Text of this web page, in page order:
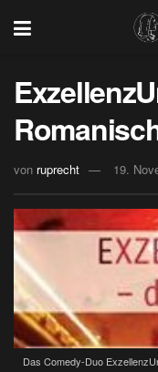
von ruprecht 19.
Das Comedy-Duo